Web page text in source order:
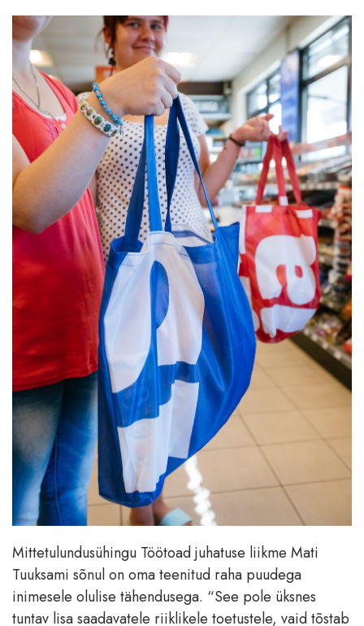
Mittetulundusühingu Töötoad juhatuse liikme Mati
Tuuksami sõnul on oma teenitud raha puudega
inimesele olulise tähendusega. “See pole üksnes
tuntav lisa saadavatele riiklikele toetustele, vaid tõstab